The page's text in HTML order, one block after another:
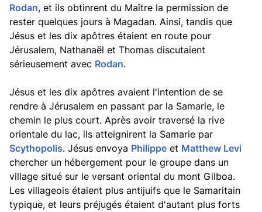
Rodan, et ils obtinrent du Maître la permission de
rester quelques jours à Magadan. Ainsi, tandis que
Jésus et les dix apôtres étaient en route pour
Jérusalem, Nathanaël et Thomas discutaient
sérieusement avec Rodan.
Jésus et les dix apôtres avaient l'intention de se
rendre à Jérusalem en passant par la Samarie, le
chemin le plus court. Après avoir traversé la rive
orientale du lac, ils atteignirent la Samarie par
Scythopolis. Jésus envoya Philippe et Matthew Levi
chercher un hébergement pour le groupe dans un
village situé sur le versant oriental du mont Gilboa.
Les villageois étaient plus antijuifs que le Samaritain
typique, et leurs préjugés étaient d'autant plus forts